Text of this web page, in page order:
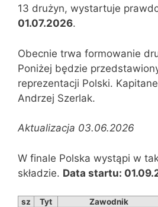
13 drużyn, wystartuje
01.07.2026.
Obecnie trwa formowanie
Poniżej będzie
reprezentacji Polski.
Andrzej Szerlak.
Aktualizacja 03.06.2026
W finale Polska wystąpi w
składzie. Data startu:
sz Tyt Zawodnik